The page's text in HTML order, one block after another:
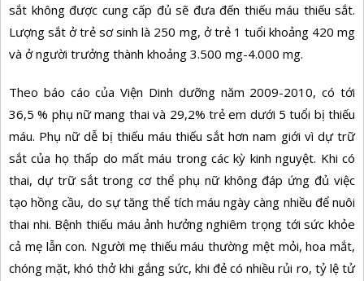
sắt không được cung cấp đủ sẽ đưa đến thiếu máu thiếu sắt.
Lượng sắt ở trẻ sơ sinh là 250 mg, ở trẻ 1 tuổi khoảng 420 mg
và ở người trưởng thành khoảng 3.500 mg-4.000 mg.
Theo báo cáo của Viện Dinh dưỡng năm 2009-2010, có tới
36,5 % phụ nữ mang thai và 29,2% trẻ em dưới 5 tuổi bị thiếu
máu. Phụ nữ dễ bị thiếu máu thiếu sắt hơn nam giới vì dự trữ
sắt của họ thấp do mất máu trong các kỳ kinh nguyệt. Khi có
thai, dự trữ sắt trong cơ thể phụ nữ không đáp ứng đủ việc
tạo hồng cầu, do sự tăng thể tích máu ngày càng nhiều để nuôi
thai nhi. Bệnh thiếu máu ảnh hưởng nghiêm trọng tới sức khỏe
cả mẹ lẫn con. Người mẹ thiếu máu thường mệt mỏi, hoa mắt,
chóng mặt, khó thở khi gắng sức, khi đẻ có nhiều rủi ro, tỷ lệ tử